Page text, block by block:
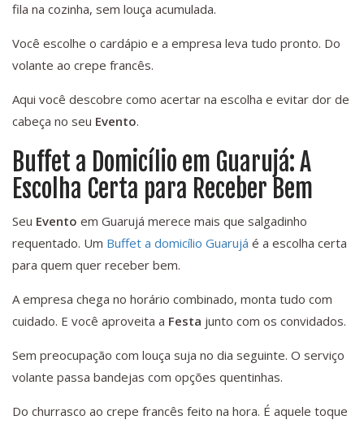
fila na cozinha, sem louça acumulada.
Você escolhe o cardápio e a empresa leva tudo pronto. Do
volante ao crepe francês.
Aqui você descobre como acertar na escolha e evitar dor de
cabeça no seu Evento.
Buffet a Domicílio em Guarujá: A
Escolha Certa para Receber Bem
Seu Evento em Guarujá merece mais que salgadinho
requentado. Um Buffet a domicílio Guarujá é a escolha certa
para quem quer receber bem.
A empresa chega no horário combinado, monta tudo com
cuidado. E você aproveita a Festa junto com os convidados.
Sem preocupação com louça suja no dia seguinte. O serviço
volante passa bandejas com opções quentinhas.
Do churrasco ao crepe francês feito na hora. É aquele toque